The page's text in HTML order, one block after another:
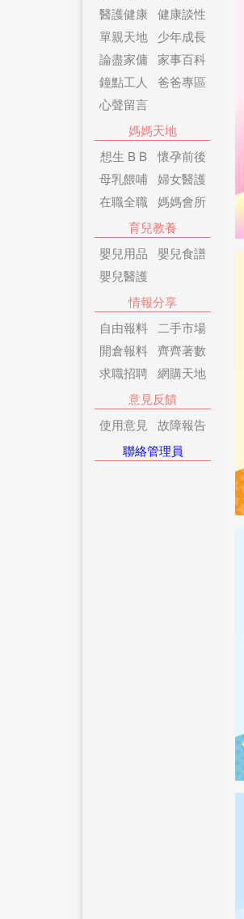
醫護健康
健康談性
單親天地
少年成長
論盡家傭
家事百科
鐘點工人
爸爸專區
心聲留言
媽媽天地
想生 B B
懷孕前後
母乳餵哺 婦女醫護
在職全職
媽媽會所
育兒教養
嬰兒用品
嬰兒食譜
嬰兒醫護
情報分享
自由報料
二手市場
開倉報料 齊齊著數
求職招聘
網購天地
意見反饋
使用意見
故障報告
聯絡管理員